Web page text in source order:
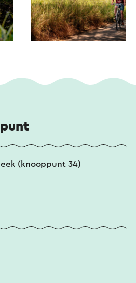
op beekdaelenroute.nl
(knooppunt 34)